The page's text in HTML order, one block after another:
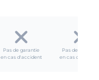
Pas de garantie
en cas d'accident
Pas de garantie
en cas